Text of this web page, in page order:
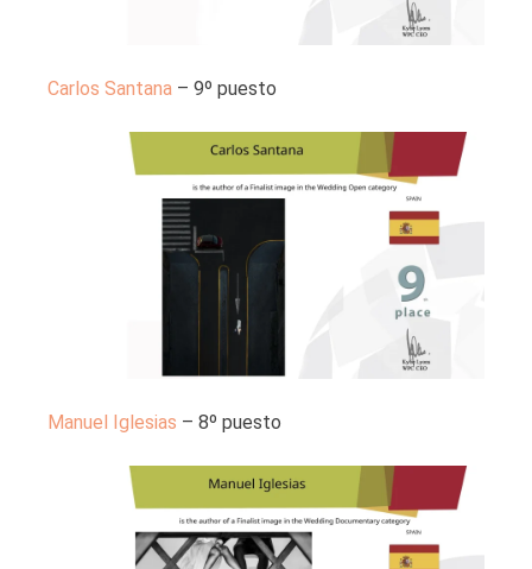
Carlos Santana – 9º puesto
Manuel Iglesias – 8º puesto